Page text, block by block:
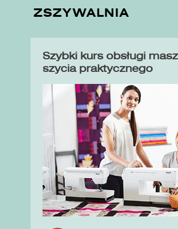
ZSZYWALNIA
Szybki kurs obsługi
szycia praktycznego